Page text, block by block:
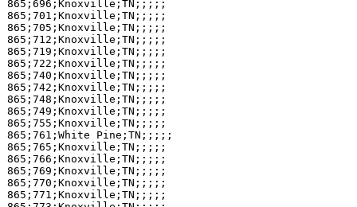
865;696;Knoxville;TN;;;;;
865;701;Knoxville;TN;;;;;
865;705;Knoxville;TN;;;;;
865;712;Knoxville;TN;;;;;
865;719;Knoxville;TN;;;;;
865;722;Knoxville;TN;;;;;
865;740;Knoxville;TN;;;;;
865;742;Knoxville;TN;;;;;
865;748;Knoxville;TN;;;;;
865;749;Knoxville;TN;;;;;
865;755;Knoxville;TN;;;;;
865;761;White Pine;TN;;;;;
865;765;Knoxville;TN;;;;;
865;766;Knoxville;TN;;;;;
865;769;Knoxville;TN;;;;;
865;770;Knoxville;TN;;;;;
865;771;Knoxville;TN;;;;;